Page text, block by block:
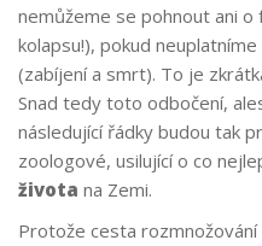
nemůžeme se pohnout ani
kolapsu!), pokud
(zabíjení a smrt). To je
Snad tedy toto odbočení,
následující řádky budou tak
zoologové, usilující o co
života na Zemi.
Protože cesta